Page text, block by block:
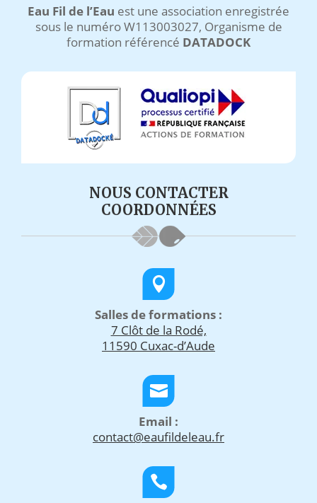
Eau Fil de l’Eau est une association enregistrée
sous le numéro W113003027, Organisme de
formation référencé DATADOCK
NOUS CONTACTER
COORDONNÉES
Salles de formations :
7 Clôt de la Rodé,
11590 Cuxac-d’Aude
Email :
contact@eaufildeleau.fr